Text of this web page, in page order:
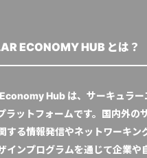
ECONOMY HUB とは？
Hub は、サーキュラー
ラットフォームです。国内外の
する情報発信やネットワーキン
インプログラムを通じて企業や